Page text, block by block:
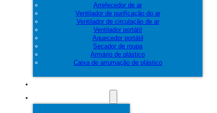
Arrefecedor de ar
Ventilador de purificação do ar
Ventilador de circulação de ar
Ventilador portátil
Aquecedor portátil
Secador de roupa
Armário de plástico
Caixa de arrumação de plástico